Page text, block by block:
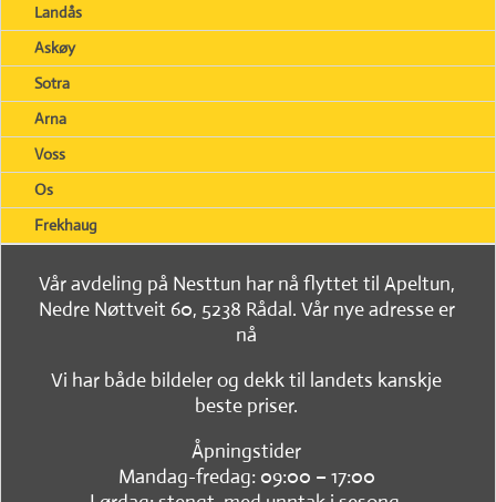
Landås
Askøy
Sotra
Arna
Voss
Os
Frekhaug
Vår avdeling på Nesttun har nå flyttet til Apeltun,
Nedre Nøttveit 60, 5238 Rådal. Vår nye adresse er
nå
Vi har både bildeler og dekk til landets kanskje
beste priser.
Åpningstider
Mandag-fredag: 09:00 – 17:00